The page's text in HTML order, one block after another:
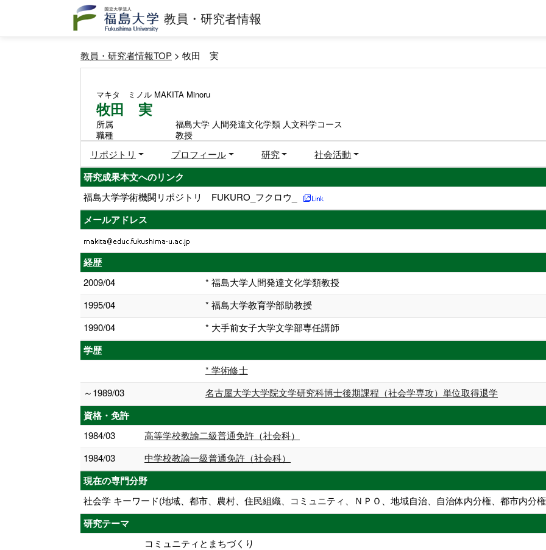
教員・研究者情報
教員・研究者情報TOP > 牧田 実
マキタ ミノル MAKITA Minoru
牧田 実
所属
福島大学 人間発達文化学類 人文科学コース
職種
教授
リポジトリ プロフィール 研究 社会活動
研究成果本文へのリンク
福島大学学術機関リポジトリ FUKURO_フクロウ_
メールアドレス
経歴
2009/04
* 福島大学人間発達文化学類教授
1995/04
* 福島大学教育学部助教授
1990/04
* 大手前女子大学文学部専任講師
学歴
* 学術修士
～1989/03
名古屋大学大学院文学研究科博士後期課程（社会学専攻）単位取得退学
資格・免許
1984/03
高等学校教諭二級普通免許（社会科）
1984/03
中学校教諭一級普通免許（社会科）
現在の専門分野
社会学 キーワード(地域、都市、農村、住民組織、コミュニティ、ＮＰＯ、地域自治、自治体内分権、都市内分
研究テーマ
コミュニティとまちづくり